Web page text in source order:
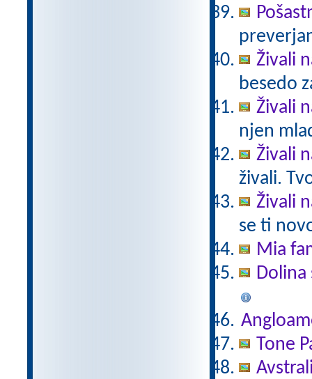
Živali
besedo
Živali
njen
Živali
živali.
Živali
se ti
Mia
Tone